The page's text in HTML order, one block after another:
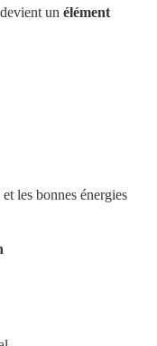
un élément
les bonnes énergies